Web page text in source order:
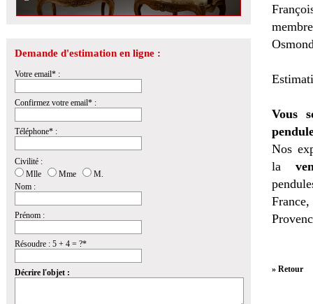
Demande d'estimation en ligne :
Votre email* :
Confirmez votre email* :
Téléphone* :
Civilité :
Mlle
Mme
M.
Nom :
Prénom :
Résoudre : 5 + 4 = ?*
Décrire l'objet :
Vous
Nos
la
» Retour